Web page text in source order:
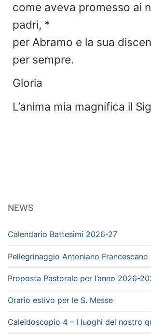
come aveva promesso ai
padri, *
per Abramo e la sua
per sempre.
Gloria
L’anima mia magnifica il
NEWS
Calendario Battesimi 2026-27
Pellegrinaggio Antoniano Francescano
Proposta Pastorale per l’anno 2026-
Orario estivo per le S. Messe
Caleidoscopio 4 – I luoghi del nostro